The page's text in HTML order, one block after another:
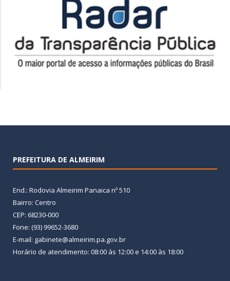
PREFEITURA DE ALMEIRIM
End.: Rodovia Almeirim Panaica nº 510
Bairro: Centro
CEP: 68230-000
Fone: (93) 99652-3680
E-mail: gabinete@almeirim.pa.gov.br
Horário de atendimento: 08:00 às 12:00 e 14:00 às 18:00